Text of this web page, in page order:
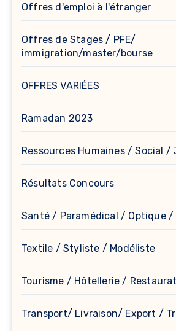
Offres d'emploi à l'étranger
Offres de Stages / PFE/
immigration/master/bourse
OFFRES VARIÉES
Ramadan 2023
Ressources Humaines / Social
Résultats Concours
Santé / Paramédical / Optique /
Textile / Styliste / Modéliste
Tourisme / Hôtellerie /
Transport/ Livraison/ Export /